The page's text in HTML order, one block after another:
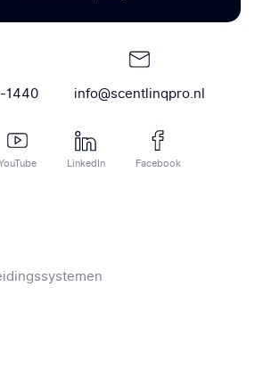
1440 info@scentlinqpro.nl
LinkedIn Facebook